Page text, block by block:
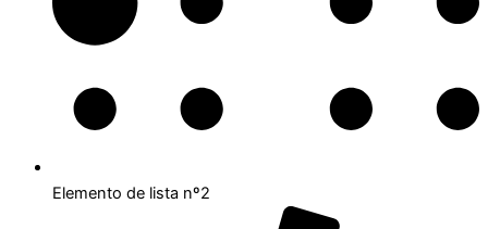
Elemento de lista nº2